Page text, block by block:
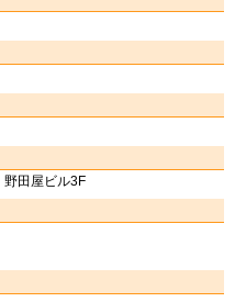
田屋ビル3F